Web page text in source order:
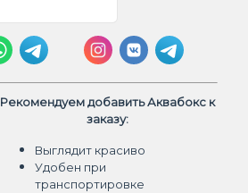
Рекомендуем добавить Аквабокс к
заказу:
Выглядит красиво
Удобен при
транспортировке